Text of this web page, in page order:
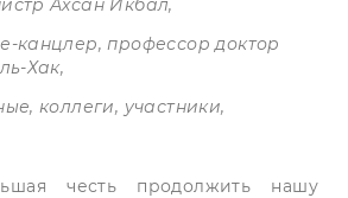
Ахсан Икбал,
канцлер, профессор доктор
Хак,
коллеги, участники,
честь продолжить нашу